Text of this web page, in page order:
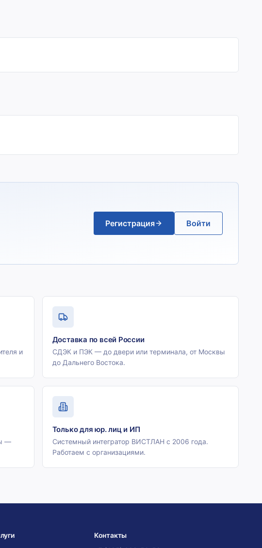
Регистрация Войти
и
Доставка по всей России
СДЭК и ПЭК — до двери или терминала, от Москвы
до Дальнего Востока.
—
Только для юр. лиц и ИП
Системный интегратор ВИСТЛАН с 2006 года.
Работаем с организациями.
Контакты